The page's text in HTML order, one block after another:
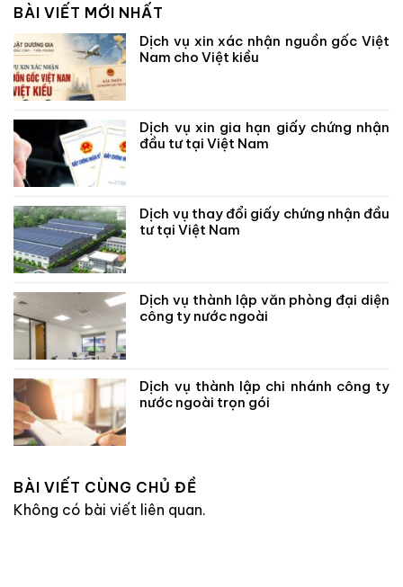
BÀI VIẾT MỚI NHẤT
Dịch vụ xin xác nhận nguồn gốc Việt
Nam cho Việt kiều
Dịch vụ xin gia hạn giấy chứng nhận
đầu tư tại Việt Nam
Dịch vụ thay đổi giấy chứng nhận đầu
tư tại Việt Nam
Dịch vụ thành lập văn phòng đại diện
công ty nước ngoài
Dịch vụ thành lập chi nhánh công ty
nước ngoài trọn gói
BÀI VIẾT CÙNG CHỦ ĐỀ
Không có bài viết liên quan.